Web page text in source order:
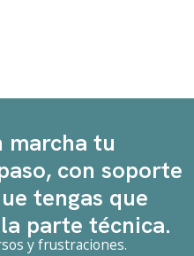
marcha tu
con soporte
tengas que
parte técnica.
y frustraciones.